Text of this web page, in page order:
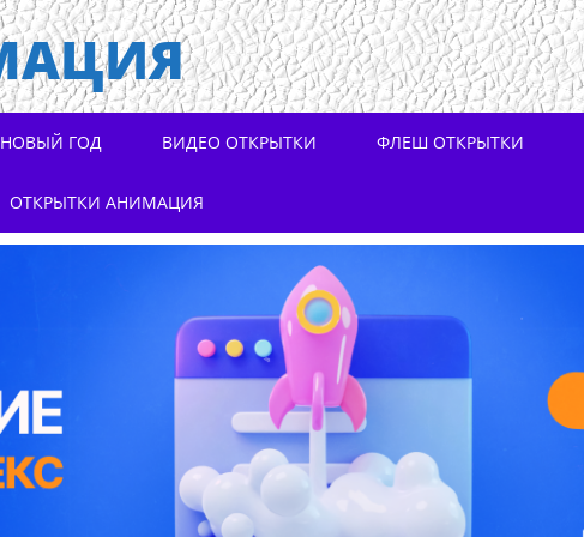
НОВЫЙ ГОД ВИДЕО ОТКРЫТКИ ФЛЕШ ОТКРЫТКИ
ОТКРЫТКИ АНИМАЦИЯ